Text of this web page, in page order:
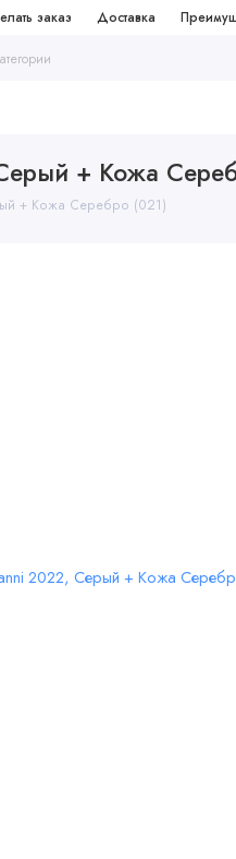
заказ Доставка
+ Кожа
+ Кожа Серебро (021)